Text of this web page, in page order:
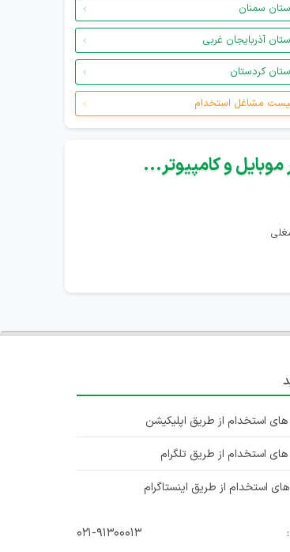
سمنان
آذربایجان غربی
کردستان
مشاغل استخدام
موبایل و کامپیوتر...
استخدام از طریق اپلیکیشن
استخدام از طریق تلگرام
استخدام از طریق اینستاگرام
۰۲۱-۹۱۳۰۰۰۱۳